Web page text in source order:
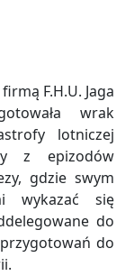
F.H.U. Jaga
wrak
lotniczej
z epizodów
gdzie swym
wykazać się
do
do